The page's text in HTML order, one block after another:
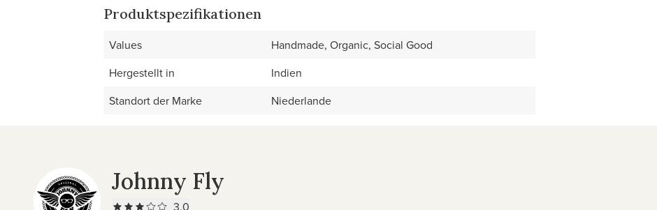
Produktspezifikationen
Values
Handmade, Organic, Social Good
Hergestellt in
Indien
Standort der Marke
Niederlande
Johnny Fly
3.0